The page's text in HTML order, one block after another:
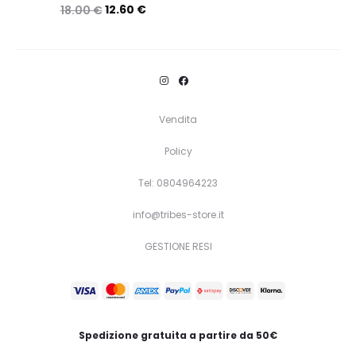
18.00€12.60 €
opzioni
essere
scelte
pagina
Vendita
Policy
Tel: 0804964223
info@tribes-store.it
GESTIONE RESI
Spedizione gratuita a partire da 50€